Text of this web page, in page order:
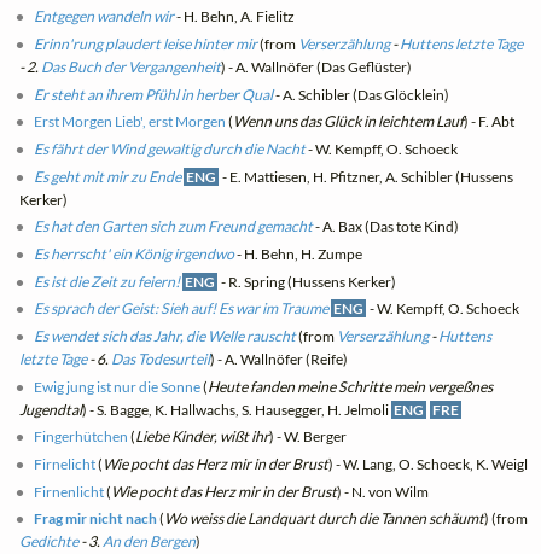
Entgegen wandeln wir- H. Behn, A. Fielitz
Erinn'rung plaudert leise hinter mir(from Verserzählung-Huttens letzte Tage
- 2. Das Buch der Vergangenheit) - A. Wallnöfer (Das Geflüster)
Er steht an ihrem Pfühl in herber Qual- A. Schibler (Das Glöcklein)
Erst Morgen Lieb', erst Morgen ( Wenn uns das Glück in leichtem Lauf) - F. Abt
Es fährt der Wind gewaltig durch die Nacht- W. Kempff, O. Schoeck
Es geht mit mir zu Ende ENG - E. Mattiesen, H. Pfitzner, A. Schibler (Hussens
Kerker)
Es hat den Garten sich zum Freund gemacht- A. Bax (Das tote Kind)
Es herrscht' ein König irgendwo- H. Behn, H. Zumpe
Es ist die Zeit zu feiern! ENG - R. Spring (Hussens Kerker)
Es sprach der Geist: Sieh auf! Es war im Traume ENG - W. Kempff, O. Schoeck
Es wendet sich das Jahr, die Welle rauscht(from Verserzählung-Huttens
letzte Tage- 6. Das Todesurteil) - A. Wallnöfer (Reife)
Ewig jung ist nur die Sonne(Heute fanden meine Schritte mein vergeßnes
Jugendtal) - S. Bagge, K. Hallwachs, S. Hausegger, H. Jelmoli ENG FRE
Fingerhütchen (Liebe Kinder, wißt ihr) - W. Berger
Firnelicht( Wie pocht das Herz mir in der Brust) - W. Lang, O. Schoeck, K. Weigl
Firnenlicht( Wie pocht das Herz mir in der Brust) - N. von Wilm
Frag mir nicht nach( Wo weiss die Landquart durch die Tannen schäumt) (from
Gedichte- 3.An den Bergen)